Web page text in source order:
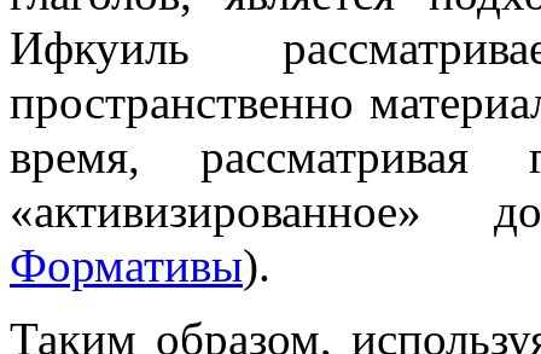
Ифкуиль
пространственно
время,
Формативы).
Таким образом,